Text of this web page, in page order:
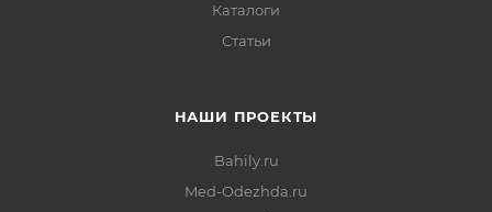
Каталоги
Статьи
НАШИ ПРОЕКТЫ
Bahily.ru
Med-Odezhda.ru